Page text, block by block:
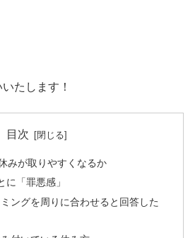
たします！
目次
みが取りやすくなるか
に「罪悪感」
ングを周りに合わせると回答した